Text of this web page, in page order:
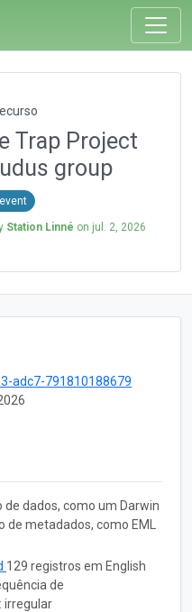
Trap Project
group
Station Linné on jul. 2, 2026
adc7-791810188679
de dados, como um Darwin
metadados, como EML
129 registros em English
de
irregular